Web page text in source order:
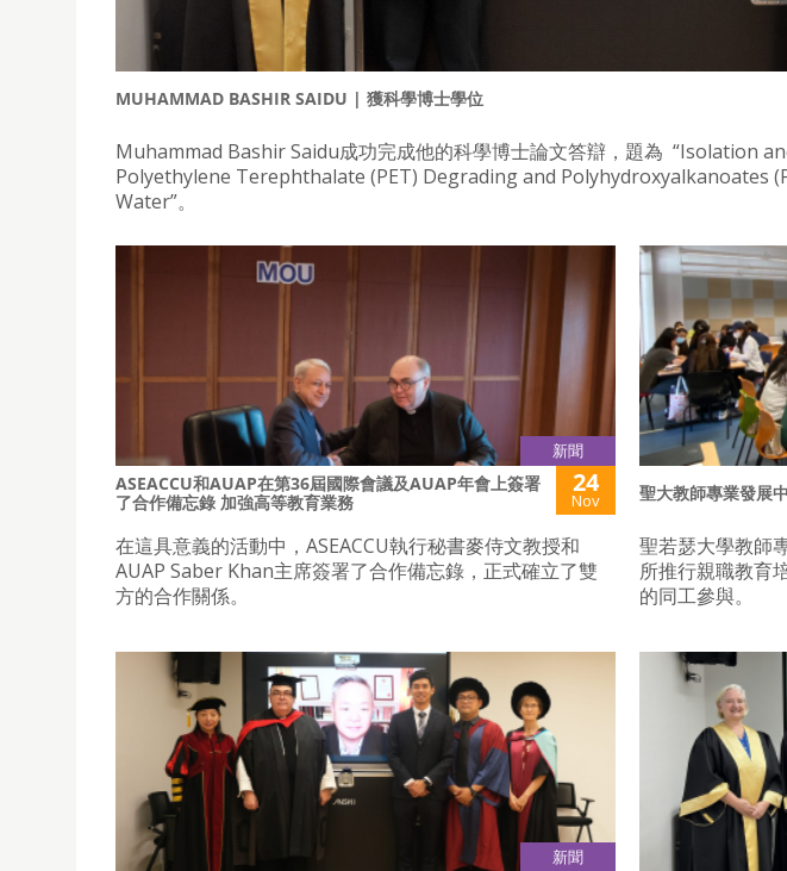
MUHAMMAD BASHIR SAIDU | 獲科學博士學位
Muhammad Bashir Saidu成功完成他的科學博士論文答辯，題為 “Isolation
Polyethylene Terephthalate (PET) Degrading and Polyhydroxyalkanoates
Water”。
新聞
ASEACCU和AUAP在第36屆國際會議及AUAP年會上簽署
了合作備忘錄 加強高等教育業務
24
Nov
在這具意義的活動中，ASEACCU執行秘書麥侍文教授和
AUAP Saber Khan主席簽署了合作備忘錄，正式確立了雙
方的合作關係。
聖大教師專業發展
聖若瑟大學教師
所推行親職教育
的同工參與。
新聞